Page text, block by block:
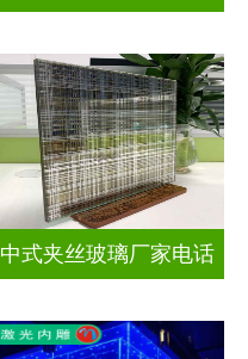
中式夹丝玻璃厂家电话